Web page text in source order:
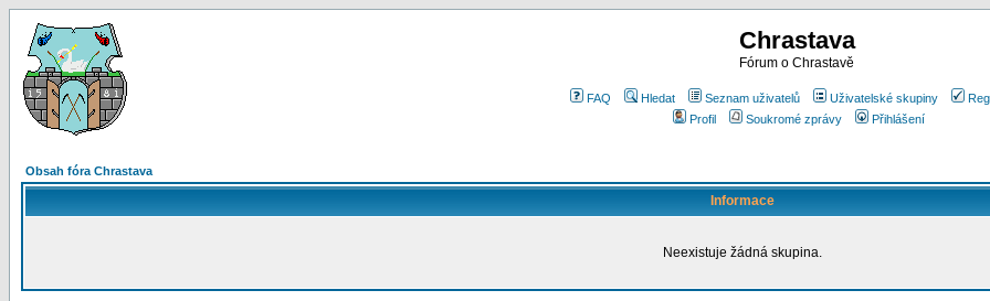
Chrastava
Fórum o Chrastavě
FAQ Hledat Seznam uživatelů Uživatelské skupiny
Profil
Soukromé zprávy Přihlášení
Obsah fóra Chrastava
Informace
Neexistuje žádná skupina.